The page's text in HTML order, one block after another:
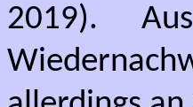
2019).